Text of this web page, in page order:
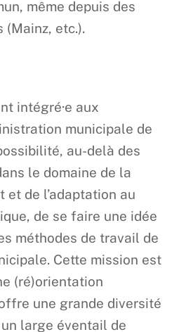
même depuis des
etc.).
intégré·e aux
municipale de
au-delà des
le domaine de la
de l’adaptation au
de se faire une idée
méthodes de travail de
Cette mission est
(ré)orientation
une grande diversité
un large éventail de